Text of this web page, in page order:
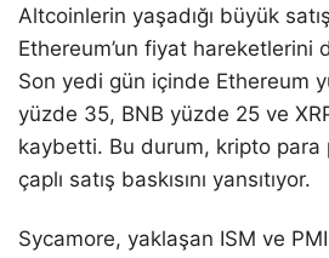
Altcoinlerin yaşadığı büyük
Ethereum’un fiyat hareketlerini
Son yedi gün içinde Ethereum
yüzde 35, BNB yüzde 25 ve
kaybetti. Bu durum, kripto para
çaplı satış baskısını yansıtıyor.
Sycamore, yaklaşan ISM ve